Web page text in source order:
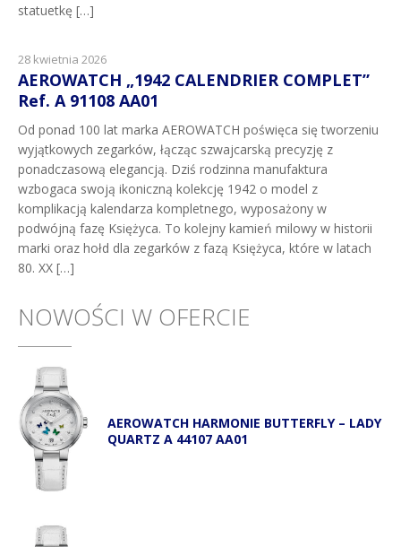
statuetkę […]
28 kwietnia 2026
AEROWATCH „1942 CALENDRIER COMPLET”
Ref. A 91108 AA01
Od ponad 100 lat marka AEROWATCH poświęca się tworzeniu
wyjątkowych zegarków, łącząc szwajcarską precyzję z
ponadczasową elegancją. Dziś rodzinna manufaktura
wzbogaca swoją ikoniczną kolekcję 1942 o model z
komplikacją kalendarza kompletnego, wyposażony w
podwójną fazę Księżyca. To kolejny kamień milowy w historii
marki oraz hołd dla zegarków z fazą Księżyca, które w latach
80. XX […]
NOWOŚCI W OFERCIE
AEROWATCH HARMONIE BUTTERFLY – LADY
QUARTZ A 44107 AA01